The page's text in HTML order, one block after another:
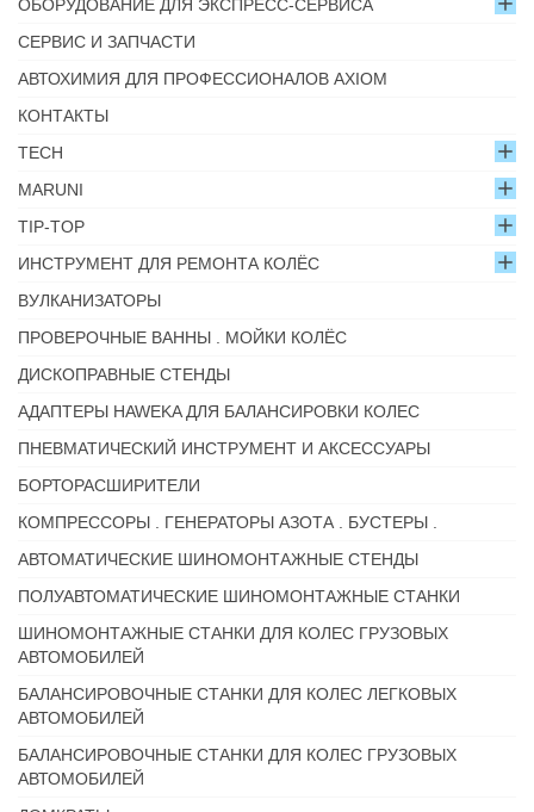
ОБОРУДОВАНИЕ ДЛЯ ЭКСПРЕСС-СЕРВИСА
СЕРВИС И ЗАПЧАСТИ
АВТОХИМИЯ ДЛЯ ПРОФЕССИОНАЛОВ AXIOM
КОНТАКТЫ
TECH
MARUNI
TIP-TOP
ИНСТРУМЕНТ ДЛЯ РЕМОНТА КОЛЁС
ВУЛКАНИЗАТОРЫ
ПРОВЕРОЧНЫЕ ВАННЫ . МОЙКИ КОЛЁС
ДИСКОПРАВНЫЕ СТЕНДЫ
АДАПТЕРЫ HAWEKA ДЛЯ БАЛАНСИРОВКИ КОЛЕС
ПНЕВМАТИЧЕСКИЙ ИНСТРУМЕНТ И АКСЕССУАРЫ
БОРТОРАСШИРИТЕЛИ
КОМПРЕССОРЫ . ГЕНЕРАТОРЫ АЗОТА . БУСТЕРЫ .
АВТОМАТИЧЕСКИЕ ШИНОМОНТАЖНЫЕ СТЕНДЫ
ПОЛУАВТОМАТИЧЕСКИЕ ШИНОМОНТАЖНЫЕ СТАНКИ
ШИНОМОНТАЖНЫЕ СТАНКИ ДЛЯ КОЛЕС ГРУЗОВЫХ
АВТОМОБИЛЕЙ
БАЛАНСИРОВОЧНЫЕ СТАНКИ ДЛЯ КОЛЕС ЛЕГКОВЫХ
АВТОМОБИЛЕЙ
БАЛАНСИРОВОЧНЫЕ СТАНКИ ДЛЯ КОЛЕС ГРУЗОВЫХ
АВТОМОБИЛЕЙ